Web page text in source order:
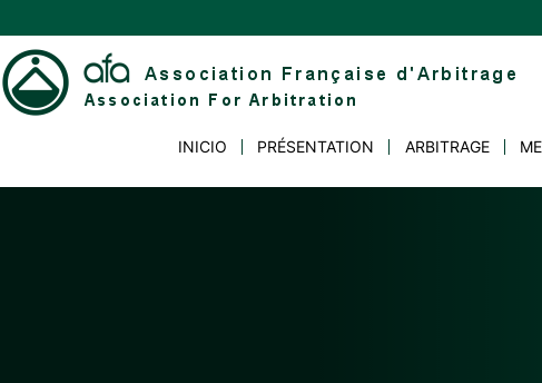
to
content
d'Arbitrage
INICIO PRÉSENTATION ARBITRAGE